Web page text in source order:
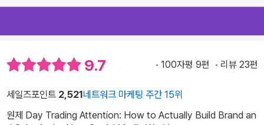
9.7 100자평 9편 리뷰 23편
세일즈포인트 2,521네트워크 마케팅 주간 15위
원제 Day Trading Attention: How to Actually Build Brand an